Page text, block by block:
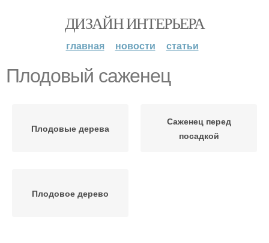
ДИЗАЙН ИНТЕРЬЕРА
главная новости статьи
Плодовый саженец
Плодовые дерева
Саженец перед
посадкой
Плодовое дерево